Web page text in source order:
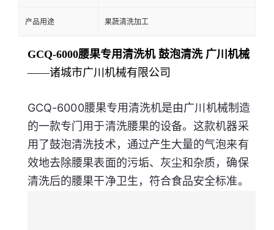
产品用途 果蔬清洗加工
GCQ-6000腰果专用清洗机 鼓泡清洗 广川机械
——诸城市广川机械有限公司
GCQ-6000腰果专用清洗机是由广川机械制造
的一款专门用于清洗腰果的设备。这款机器采
用了鼓泡清洗技术，通过产生大量的气泡来有
效地去除腰果表面的污垢、灰尘和杂质，确保
清洗后的腰果干净卫生，符合食品安全标准。